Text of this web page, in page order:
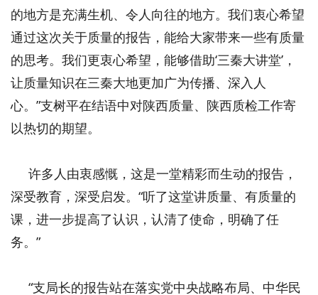
的地方是充满生机、令人向往的地方。我们衷心希望
通过这次关于质量的报告，能给大家带来一些有质量
的思考。我们更衷心希望，能够借助‘三秦大讲堂’，
让质量知识在三秦大地更加广为传播、深入人
心。”支树平在结语中对陕西质量、陕西质检工作寄
以热切的期望。
许多人由衷感慨，这是一堂精彩而生动的报告，
深受教育，深受启发。“听了这堂讲质量、有质量的
课，进一步提高了认识，认清了使命，明确了任
务。”
“支局长的报告站在落实党中央战略布局、中华民